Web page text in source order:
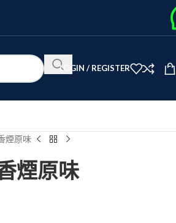
LOGIN / REGISTER
煙原味
煙原味